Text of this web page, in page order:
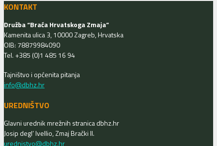
KONTAKT
Družba “Braća Hrvatskoga Zmaja”
Kamenita ulica 3, 10000 Zagreb, Hrvatska
OIB: 78879984090
Tel. +385 (0)1 485 16 94
Tajništvo i općenita pitanja
info@dbhz.hr
UREDNIŠTVO
Glavni urednik mrežnih stranica dbhz.hr
Josip degl’ Ivellio, Zmaj Brački II.
urednistvo@dbhz.hr